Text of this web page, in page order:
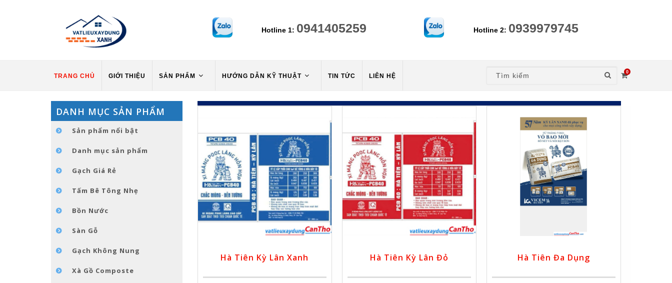
Hotline 1: 0941405259 Hotline 2: 0939979745
TRANG CHỦ GIỚI THIỆU SẢN PHẨM HƯỚNG DẪN KỸ THUẬT TIN TỨC LIÊN HỆ
0
DANH MỤC SẢN PHẨM
Sản phẩm nổi bật
Danh mục sản phẩm
Gạch Giá Rẻ
Tấm Bê Tông Nhẹ
Bồn Nước
Sàn Gỗ
Gạch Không Nung
Xà Gồ Composte
Hà Tiên Kỳ Lân Xanh Hà Tiên Kỳ Lân Đỏ Hà Tiên Đa Dụng